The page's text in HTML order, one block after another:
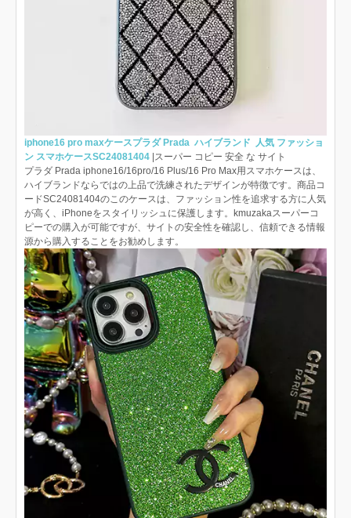
iphone16 pro maxケースプラダ Prada ハイブランド 人気 ファッショ
ン スマホケースSC24081404 |スーパー コピー 安全 な サイト
プラダ Prada iphone16/16pro/16 Plus/16 Pro Max用スマホケースは、
ハイブランドならではの上品で洗練されたデザインが特徴です。商品コ
ードSC24081404のこのケースは、ファッション性を追求する方に人気
が高く、iPhoneをスタイリッシュに保護します。kmuzakaスーパーコ
ピーでの購入が可能ですが、サイトの安全性を確認し、信頼できる情報
源から購入することをお勧めします。